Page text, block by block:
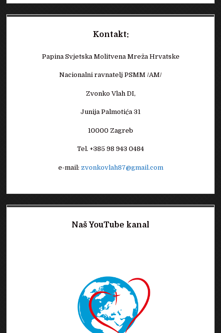
Kontakt:
Papina Svjetska Molitvena Mreža Hrvatske
Nacionalni ravnatelj PSMM /AM/
Zvonko Vlah DI,
Junija Palmotića 31
10000 Zagreb
Tel. +385 98 943 0484
e-mail: zvonkovlah87@gmail.com
Naš YouTube kanal